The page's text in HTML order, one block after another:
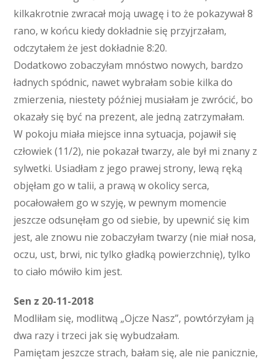
kilkakrotnie zwracał moją uwagę i to że pokazywał 8
rano, w końcu kiedy dokładnie się przyjrzałam,
odczytałem że jest dokładnie 8:20.
Dodatkowo zobaczyłam mnóstwo nowych, bardzo
ładnych spódnic, nawet wybrałam sobie kilka do
zmierzenia, niestety później musiałam je zwrócić, bo
okazały się być na prezent, ale jedną zatrzymałam.
W pokoju miała miejsce inna sytuacja, pojawił się
człowiek (11/2), nie pokazał twarzy, ale był mi znany z
sylwetki. Usiadłam z jego prawej strony, lewą ręką
objęłam go w talii, a prawą w okolicy serca,
pocałowałem go w szyję, w pewnym momencie
jeszcze odsunęłam go od siebie, by upewnić się kim
jest, ale znowu nie zobaczyłam twarzy (nie miał nosa,
oczu, ust, brwi, nic tylko gładką powierzchnię), tylko
to ciało mówiło kim jest.
Sen z 20-11-2018
Modliłam się, modlitwą „Ojcze Nasz”, powtórzyłam ją
dwa razy i trzeci jak się wybudzałam.
Pamiętam jeszcze strach, bałam się, ale nie panicznie,